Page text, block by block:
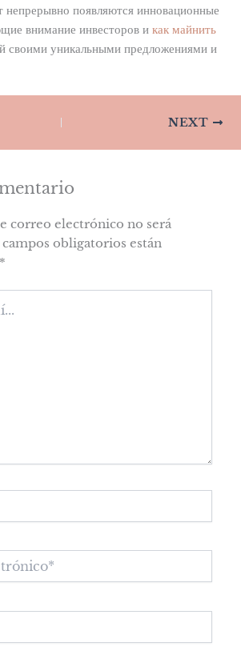
появляются инновационные
внимание инвесторов и как майнить
своими уникальными предложениями и
NEXT
correo electrónico no será
campos obligatorios están
*